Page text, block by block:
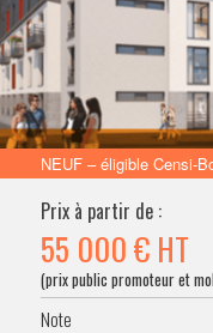
FAQ
VENDRE SON BIEN
NEUF – éligible Censi-
Prix à partir de :
55 000 € HT
(prix public promoteur et